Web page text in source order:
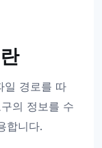
일 경로를 따
의 정보를 수
합니다.